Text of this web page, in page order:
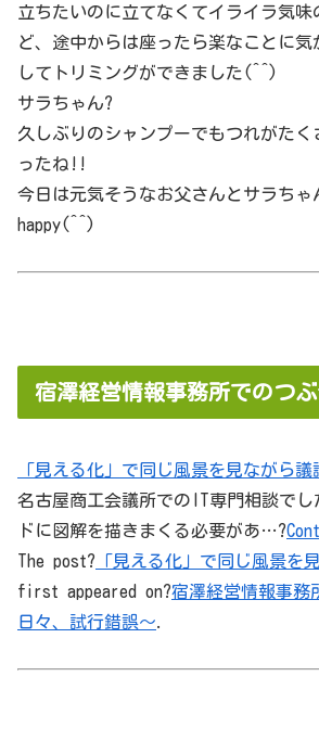
立ちたいのに立てなくてイライラ気味
ど、途中からは座ったら楽なことに気
してトリミングができました(^^)
サラちゃん?
久しぶりのシャンプーでもつれがたく
ったね!!
今日は元気そうなお父さんとサラちゃ
happy(^^)
宿澤経営情報事務所でのつ
「見える化」で同じ風景を見ながら議
名古屋商工会議所でのIT専門相談でし
ドに図解を描きまくる必要があ…?
The post? 「見える化」で同じ風景を
first appeared on?宿澤経営情報事務
日々、試行錯誤～